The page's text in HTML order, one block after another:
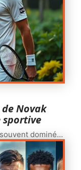
Novak
sportive
dominé…